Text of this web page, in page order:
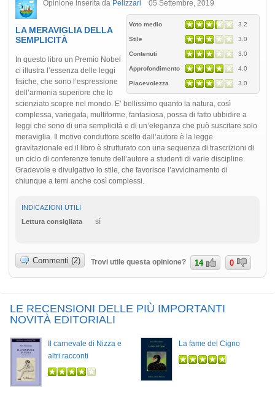
Opinione inserita da Pelizzari 05 Settembre, 2019
Voto medio 3.2
Stile 3.0
Contenuti 3.0
Approfondimento 4.0
Piacevolezza 3.0
LA MERAVIGLIA DELLA
SEMPLICITÀ
In questo libro un Premio Nobel
ci illustra l’essenza delle leggi
fisiche, che sono l’espressione
dell’armonia superiore che lo
scienziato scopre nel mondo. E’ bellissimo quanto la natura, così
complessa, variegata, multiforme, fantasiosa, possa di fatto ubbidire a
leggi che sono di una semplicità e di un’eleganza che può suscitare solo
meraviglia. Il motivo conduttore scelto dall’autore è la legge
gravitazionale ed il libro è strutturato con una sequenza di trascrizioni di
un ciclo di conferenze tenute dell’autore a studenti di varie discipline.
Gradevole e divulgativo lo stile, che favorisce l’avvicinamento di
chiunque a temi anche così complessi.
INDICAZIONI UTILI
Lettura consigliata
sì
Commenti (2) Trovi utile questa opinione? 14 0
LE RECENSIONI DELLE PIÙ IMPORTANTI
NOVITÀ EDITORIALI
Il carnevale di Nizza e
altri racconti
La fame del Cigno